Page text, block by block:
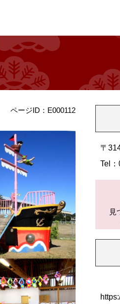
ページID：E000112
〒
Tel
見